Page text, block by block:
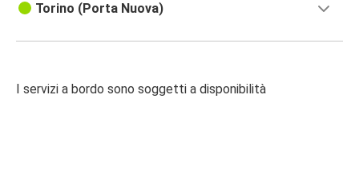
Torino (Porta Nuova)
I servizi a bordo sono soggetti a disponibilità